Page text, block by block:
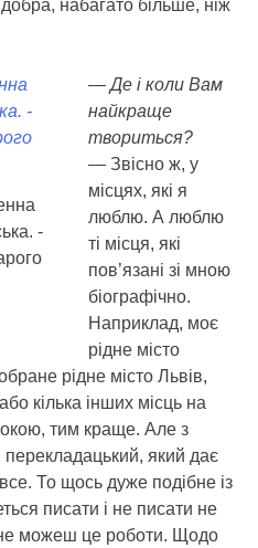
набагато більше, ніж
-
— Де і коли Вам
найкраще
твориться?
— Звісно ж, у
місцях, які я
люблю. А люблю
ті місця, які
пов’язані зі мною
біографічно.
Наприклад, моє
рідне місто
рідне місто Львів,
кілька інших місць на
тим краще. Але з
перекладацький, який дає
То щось дуже подібне із
писати і не писати не
можеш це роботи. Щодо